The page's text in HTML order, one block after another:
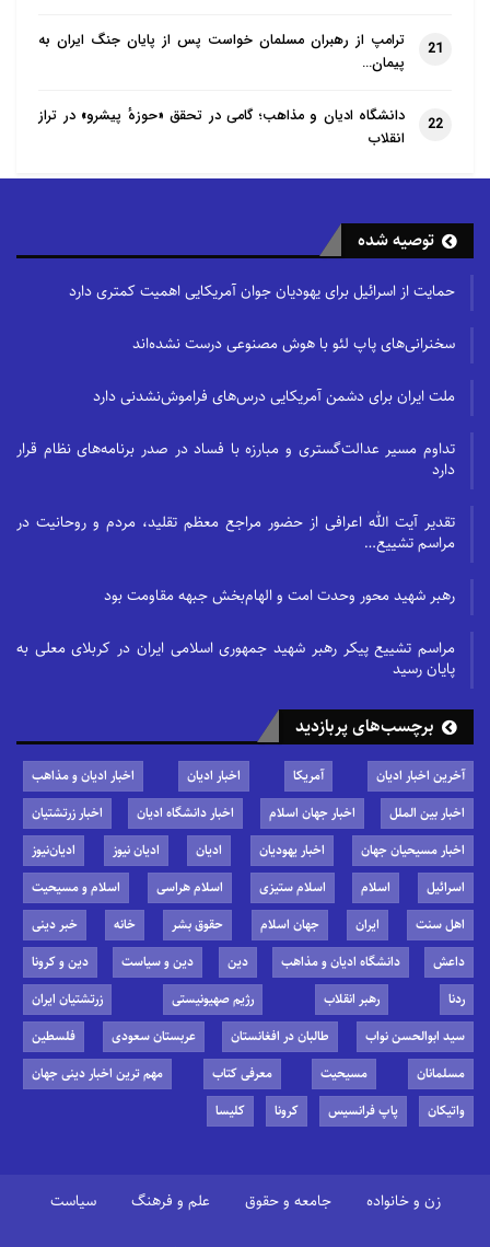
21
ترامپ از رهبران مسلمان خواست پس از پایان جنگ ایران به
پیمان…
22
دانشگاه ادیان و مذاهب؛ گامی در تحقق «حوزهٔ پیشرو» در تراز
انقلاب
توصیه شده
حمایت از اسرائیل برای یهودیان جوان آمریکایی اهمیت کمتری دارد
سخنرانی‌های پاپ لئو با هوش مصنوعی درست نشده‌اند
ملت ایران برای دشمن آمریکایی درس‌های فراموش‌نشدنی دارد
تداوم مسیر عدالت‌گستری و مبارزه با فساد در صدر برنامه‌های نظام قرار
دارد
تقدیر آیت الله اعرافی از حضور مراجع معظم تقلید، مردم و روحانیت در
مراسم تشییع…
رهبر شهید محور وحدت امت و الهام‌بخش جبهه مقاومت بود
مراسم تشییع پیکر رهبر شهید جمهوری اسلامی ایران در کربلای معلی به
پایان رسید
برچسب‌های پربازدید
آخرین اخبار ادیان آمریکا اخبار ادیان
اخبار ادیان و مذاهب
اخبار بین الملل
اخبار جهان اسلام اخبار دانشگاه ادیان
اخبار زرتشتیان
اخبار مسیحیان جهان
اخبار یهودیان ادیان ادیان نیوز
ادیان‌نیوز
اسرائیل
اسلام اسلام ستیزی اسلام هراسی
اسلام و مسیحیت
اهل سنت
ایران جهان اسلام حقوق بشر خانه
خبر دینی
داعش
دانشگاه ادیان و مذاهب دین دین و سیاست
دین و کرونا
ردنا
رهبر انقلاب رژیم صهیونیستی
زرتشتیان ایران
سید ابوالحسن نواب
طالبان در افغانستان عربستان سعودی
فلسطین
مسلمانان
مسیحیت معرفی کتاب
مهم ترین اخبار دینی جهان
واتیکان
پاپ فرانسیس کرونا کلیسا
زن و خانواده جامعه و حقوق علم و فرهنگ سیاست